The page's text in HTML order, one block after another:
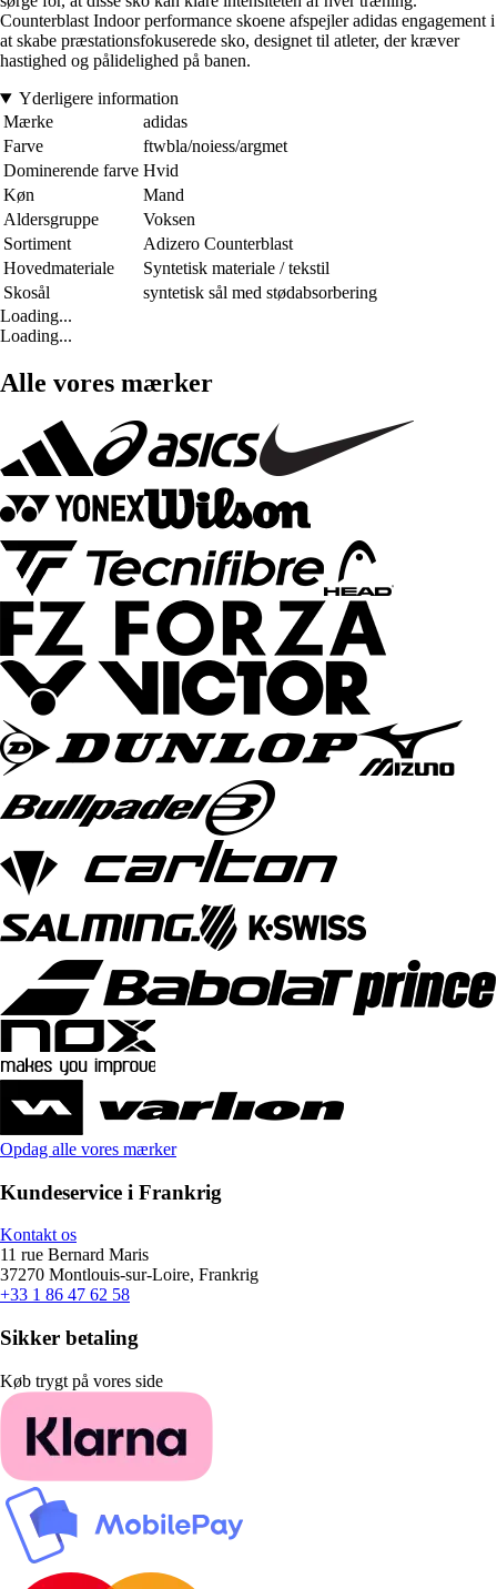
Counterblast Indoor performance skoene afspejler adidas engagement i
at skabe præstationsfokuserede sko, designet til atleter, der kræver
hastighed og pålidelighed på banen.
Yderligere information
Mærke
adidas
Farve
ftwbla/noiess/argmet
Dominerende farve Hvid
Køn
Mand
Aldersgruppe
Voksen
Sortiment
Adizero Counterblast
Hovedmateriale
Syntetisk materiale / tekstil
Skosål
syntetisk sål med stødabsorbering
Loading...
Loading...
Alle vores mærker
Opdag alle vores mærker
Kundeservice i Frankrig
Kontakt os
11 rue Bernard Maris
37270 Montlouis-sur-Loire, Frankrig
+33 1 86 47 62 58
Sikker betaling
Køb trygt på vores side